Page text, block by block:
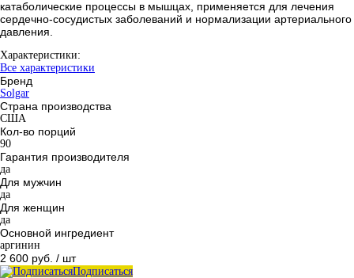
катаболические процессы в мышцах, применяется для лечения
сердечно-сосудистых заболеваний и нормализации артериального
давления.
Характеристики:
Все характеристики
Бренд
Solgar
Страна производства
США
Кол-во порций
90
Гарантия производителя
да
Для мужчин
да
Для женщин
да
Основной ингредиент
аргинин
2 600 руб. / шт
Подписаться